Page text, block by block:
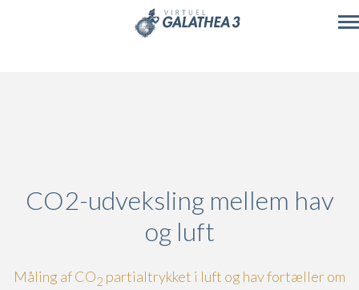
CO2-udveksling mellem hav
og luft
Måling af CO2 partialtrykket i luft og hav fortæller om